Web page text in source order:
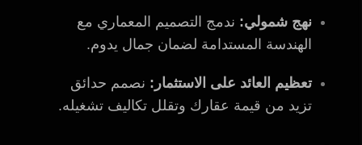
نهج شمولي: ندمج التصميم المعماري مع
الهندسة المستدامة لضمان جمال يدوم.
تعظيم العائد على الاستثمار: نصمم حدائق
تزيد من قيمة عقارك وتقلل تكاليف تشغيله.